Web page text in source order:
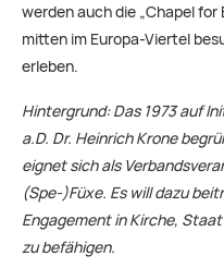
werden auch die „Chapel for
mitten im Europa-Viertel
erleben.
Hintergrund: Das 1973 auf
a.D. Dr. Heinrich Krone
eignet sich als
(Spe-)Füxe. Es will dazu
Engagement in Kirche,
zu befähigen.